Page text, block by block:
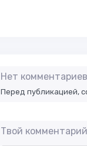
Нет
Перед публикацией,
Твой